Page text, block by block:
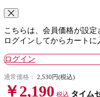
こちらは、会員価格が設定
ログインしてからカートに
ログイン
通常価格： 2,530円(税込)
￥2,190 税込 タイム